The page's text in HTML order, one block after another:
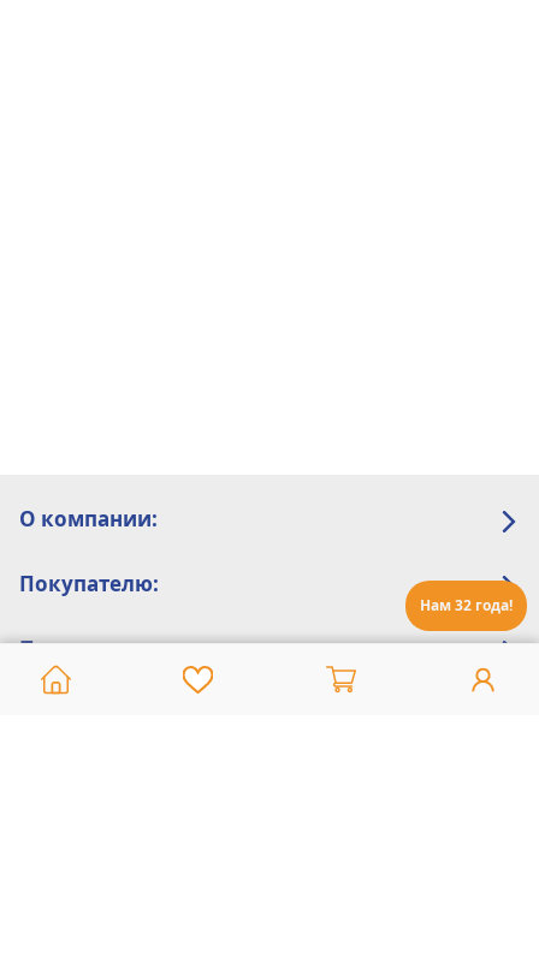
Нам 32 года!
О компании:
Покупателю:
Помощь: